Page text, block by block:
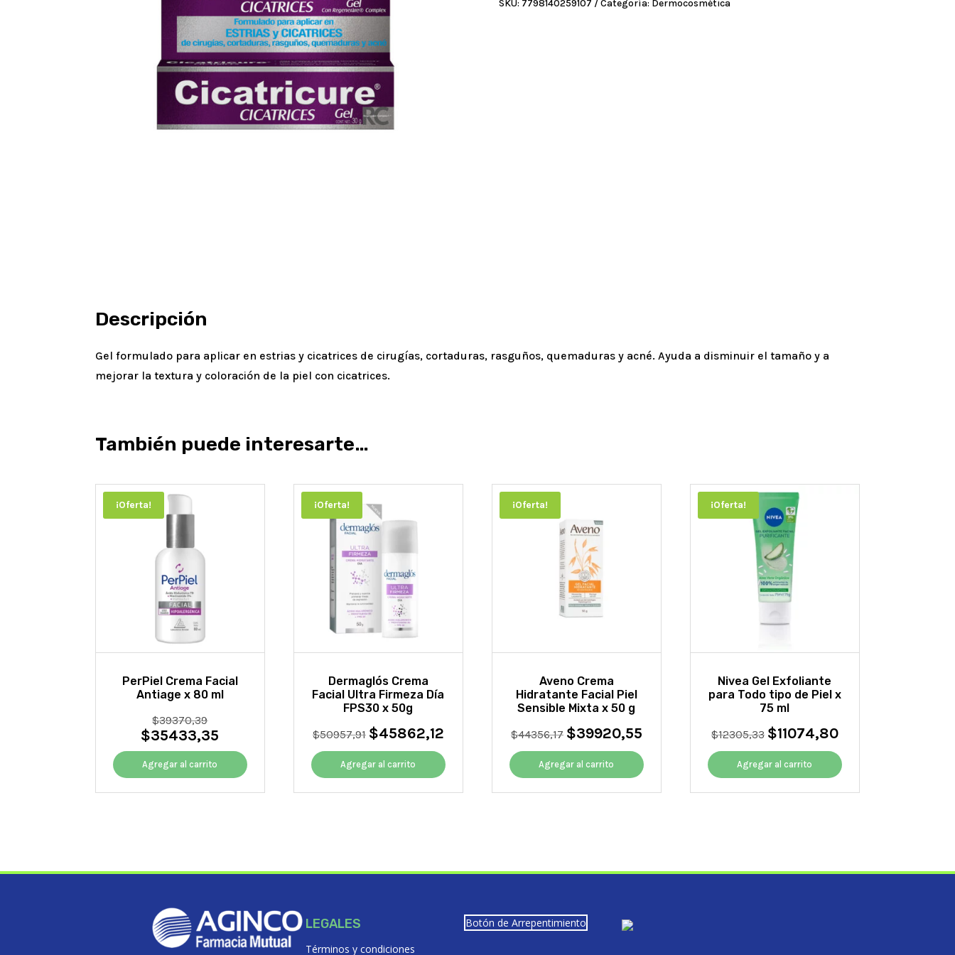
30
SKU: 7798140259107 Categoría: Dermocosmética
Descripción
Gel formulado para aplicar en estrias y cicatrices de cirugías, cortaduras, rasguños, quemaduras y acné. Ayuda a disminuir el tamaño y a
mejorar la textura y coloración de la piel con cicatrices.
También puede interesarte…
¡Oferta!
PerPiel Crema Facial
Antiage x 80 ml
$39370,39El
precio
original
era:
$39370,39.
$35433,35
precio
actual
es:
$35433,35.
Agregar al carrito
¡Oferta!
Dermaglós Crema
Facial Ultra Firmeza Día
FPS30 x 50g
$50957,91 El
precio
original
era:
$50957,91.
$45862,12El
actual
$45862,12.
Agregar al carrito
¡Oferta!
Aveno Crema
Hidratante Facial Piel
Sensible Mixta x 50 g
$44356,17 El
precio
original
era:
$44356,17.
$39920,55El
actual
$39920,55.
Agregar al carrito
¡Oferta!
Nivea Gel Exfoliante
para Todo tipo de Piel x
75 ml
$12305,33 El
precio
original
era:
$12305,33.
$11074,80El
actual
es:
$11074,80.
Agregar al carrito
LEGALES
Términos y condiciones
Botón de Arrepentimiento